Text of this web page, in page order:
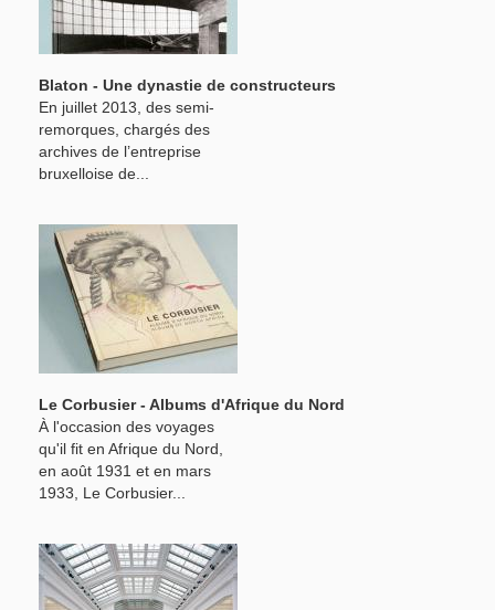
Blaton - Une dynastie de constructeurs
En juillet 2013, des semi-
remorques, chargés des
archives de l’entreprise
bruxelloise de...
Le Corbusier - Albums d'Afrique du Nord
À l'occasion des voyages
qu'il fit en Afrique du Nord,
en août 1931 et en mars
1933, Le Corbusier...